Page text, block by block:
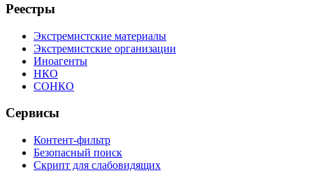
Реестры
Экстремистские материалы
Экстремистские организации
Иноагенты
НКО
СОНКО
Сервисы
Контент-фильтр
Безопасный поиск
Скрипт для слабовидящих